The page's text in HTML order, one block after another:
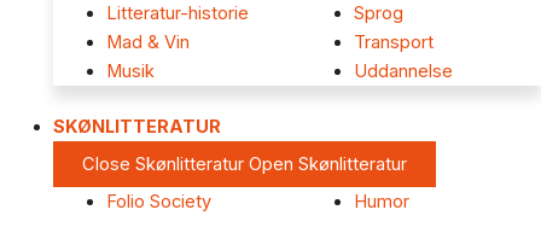
Litteratur-historie
Mad & Vin
Musik
Sprog
Transport
Uddannelse
SKØNLITTERATUR
Close Skønlitteratur Open Skønlitteratur
Folio Society
Humor